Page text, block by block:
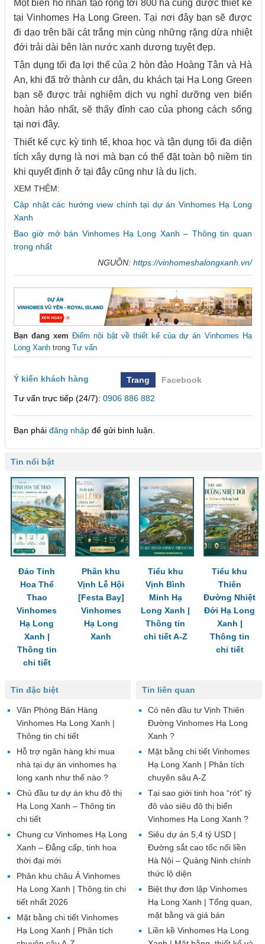
Một biển hồ nhân tạo rộng tới 800 ha cũng được thiết kế
tại Vinhomes Hạ Long Green. Tại nơi đây bạn sẽ được
đi dạo trên bãi cát trắng mịn cùng những rặng dừa nhiệt
đới trải dài bên làn nước xanh dương tuyệt đẹp.
Tận dụng tối đa lợi thế của 2 hòn đảo Hoàng Tân và Hà
An, khi đã trở thành cư dân, du khách tại Hạ Long Green
bạn sẽ được trải nghiệm dịch vụ nghỉ dưỡng ven biển
hoàn hảo nhất, sẽ thấy đỉnh cao của phong cách sống
tại nơi đây.
Thiết kế cực kỳ tinh tế, khoa học và tận dụng tối đa diện
tích xây dựng là nơi mà bạn có thể đặt toàn bộ niềm tin
khi quyết định ở tại đây cũng như là du lịch.
XEM THÊM:
Cập nhật các hướng view chính tại dự án Vinhomes Hạ Long
Xanh
Bao giờ mở bán Vinhomes Hạ Long Xanh – Thông tin quan
trọng nhất
NGUỒN: https://vinhomeshalongxanh.vn/
Bạn đang xem Điểm nội bật về thiết kế của dự án Vinhomes Hạ
Long Xanh trong Tư vấn
Ý kiến khách hàng Trang
Facebook
Tư vấn trực tiếp (24/7): 0906 886 882
Bạn phải đăng nhập để gửi bình luận.
Tin nổi bật
Đảo Tinh
Hoa Thể
Thao
Vinhomes
Hạ Long
Xanh |
Thông tin
chi tiết
Phân khu
Vịnh Lễ Hội
[Festa Bay]
Vinhomes
Hạ Long
Xanh
Tiểu khu
Vịnh Bình
Minh Hạ
Long Xanh |
Thông tin
chi tiết A-Z
Tiểu khu
Thiên
Đường Nhiệt
Đới Hạ Long
Xanh |
Thông tin
chi tiết
Tin liên quan
Có nên đầu tư Vịnh Thiên
Đường Vinhomes Hạ Long
Xanh ?
Mặt bằng chi tiết Vinhomes
Hạ Long Xanh | Phân tích
chuyên sâu A-Z
Tại sao giới tinh hoa “rót” tỷ
đô vào siêu đô thị biển
Vinhomes Hạ Long Xanh ?
Siêu dự án 5,4 tỷ USD |
Đường sắt cao tốc nối liền
Hà Nội – Quảng Ninh chính
thức lộ diện
Biệt thự đơn lập Vinhomes
Hạ Long Xanh | Tổng quan,
mặt bằng và giá bán
Liền kề Vinhomes Hạ Long
Tin đặc biệt
Văn Phòng Bán Hàng
Vinhomes Hạ Long Xanh |
Thông tin chi tiết
Hỗ trợ ngân hàng khi mua
nhà tại dự án vinhomes hạ
long xanh như thế nào ?
Chủ đầu tư dự án khu đô thị
Hạ Long Xanh – Thông tin
chi tiết
Chung cư Vinhomes Hạ Long
Xanh – Đẳng cấp, tinh hoa
thời đại mới
Phân khu châu Á Vinhomes
Hạ Long Xanh | Thông tin chi
tiết nhất 2026
Mặt bằng chi tiết Vinhomes
Hạ Long Xanh | Phân tích